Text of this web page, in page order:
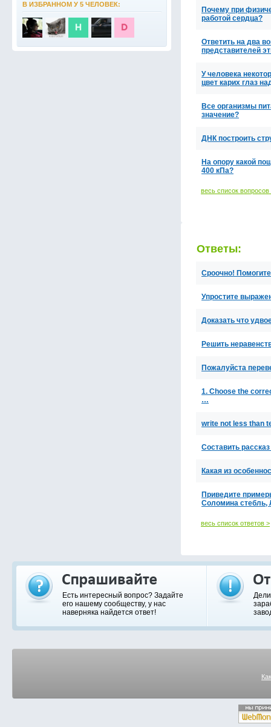
В ИЗБРАННОМ У 5 ЧЕЛОВЕК:
Почему при
работой сердца?
Ответить на два
представителей
У человека
цвет карих глаз
Все организмы
значение?
ДНК построить
На опору какой
400 кПа?
весь список вопросов
Ответы:
Сроочно!
Упростите
Доказать что
Решить
Пожалуйста
1. Choose the
…
write not less than
Составить
Какая из
Приведите
Соломина стебль,
весь список ответов >
Есть интересный вопрос? Задайте
его нашему сообществу, у нас
наверняка найдется ответ!